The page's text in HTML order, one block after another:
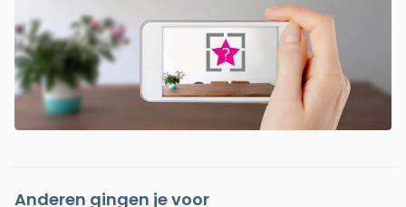
Anderen gingen je voor